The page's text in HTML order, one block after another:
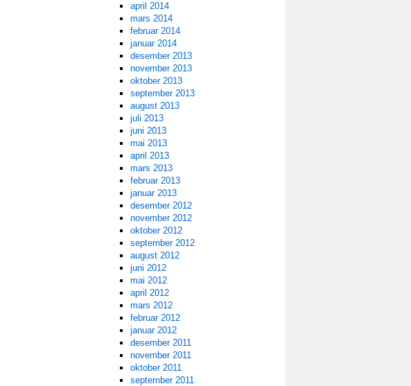
april 2014
mars 2014
februar 2014
januar 2014
desember 2013
november 2013
oktober 2013
september 2013
august 2013
juli 2013
juni 2013
mai 2013
april 2013
mars 2013
februar 2013
januar 2013
desember 2012
november 2012
oktober 2012
september 2012
august 2012
juni 2012
mai 2012
april 2012
mars 2012
februar 2012
januar 2012
desember 2011
november 2011
oktober 2011
september 2011